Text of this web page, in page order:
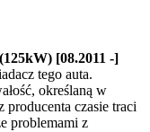
[08.2011 -]
tego auta.
określaną w
czasie traci
problemami z